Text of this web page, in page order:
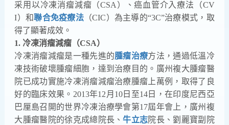
采用以冷凍消瘤減瘤（CSA）、癌血管介入療法（CV
I）和聯合免疫療法（CIC）為主導的“3C”治療模式，取
得了顯著成效。
1. 冷凍消瘤減瘤（CSA）
冷凍消瘤減瘤是一種先進的腫瘤治療方法，通過低溫冷
凍技術破壞腫瘤細胞，達到治療目的。廣州複大腫瘤醫
院已成功實施冷凍消瘤減瘤治療腫瘤上萬例，取得了良
好的臨床效果。2013年12月10日至14日，在印度尼西亞
巴厘島召開的世界冷凍治療學會第17屆年會上，廣州複
大腫瘤醫院的徐克成總院長、牛立志院長、劉麗寶副院